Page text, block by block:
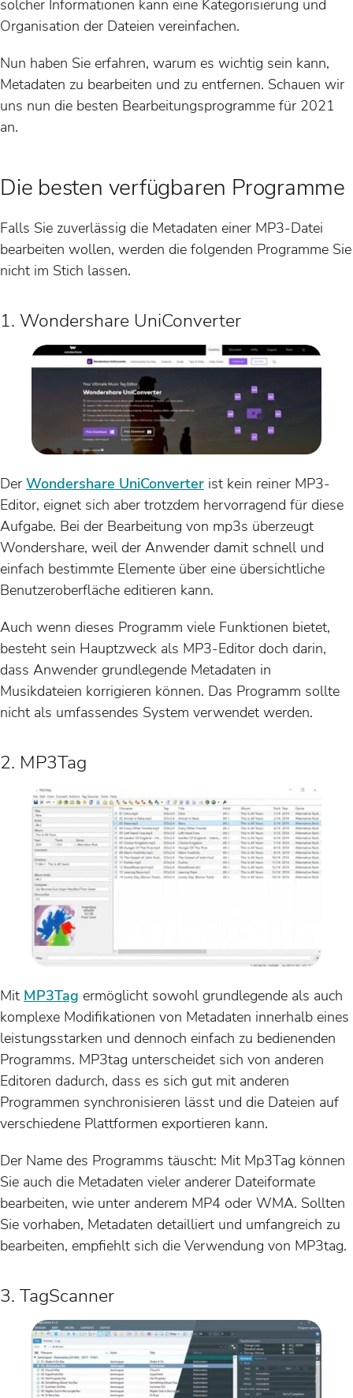
solcher Informationen kann eine Kategorisierung und
Organisation der Dateien vereinfachen.
Nun haben Sie erfahren, warum es wichtig sein kann,
Metadaten zu bearbeiten und zu entfernen. Schauen wir
uns nun die besten Bearbeitungsprogramme für 2021
an.
Die besten verfügbaren Programme
Falls Sie zuverlässig die Metadaten einer MP3-Datei
bearbeiten wollen, werden die folgenden Programme Sie
nicht im Stich lassen.
1. Wondershare UniConverter
Der Wondershare UniConverter ist kein reiner MP3-
Editor, eignet sich aber trotzdem hervorragend für diese
Aufgabe. Bei der Bearbeitung von mp3s überzeugt
Wondershare, weil der Anwender damit schnell und
einfach bestimmte Elemente über eine übersichtliche
Benutzeroberfläche editieren kann.
Auch wenn dieses Programm viele Funktionen bietet,
besteht sein Hauptzweck als MP3-Editor doch darin,
dass Anwender grundlegende Metadaten in
Musikdateien korrigieren können. Das Programm sollte
nicht als umfassendes System verwendet werden.
2. MP3Tag
Mit MP3Tag ermöglicht sowohl grundlegende als auch
komplexe Modifikationen von Metadaten innerhalb eines
leistungsstarken und dennoch einfach zu bedienenden
Programms. MP3tag unterscheidet sich von anderen
Editoren dadurch, dass es sich gut mit anderen
Programmen synchronisieren lässt und die Dateien auf
verschiedene Plattformen exportieren kann.
Der Name des Programms täuscht: Mit Mp3Tag können
Sie auch die Metadaten vieler anderer Dateiformate
bearbeiten, wie unter anderem MP4 oder WMA. Sollten
Sie vorhaben, Metadaten detailliert und umfangreich zu
bearbeiten, empfiehlt sich die Verwendung von MP3tag.
3. TagScanner